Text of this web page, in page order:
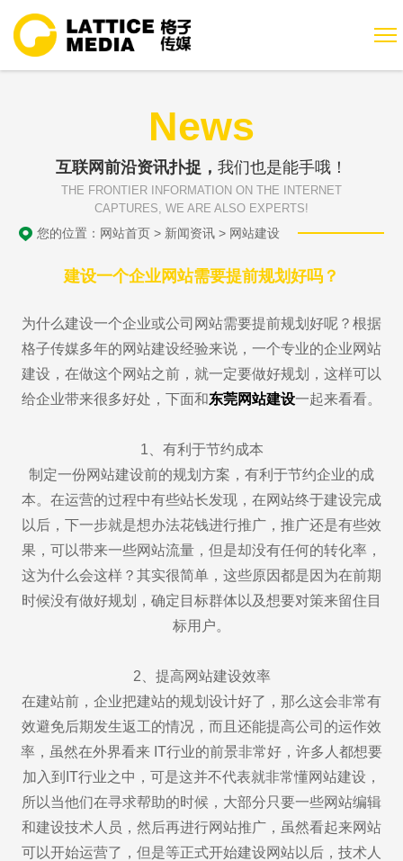
News
互联网前沿资讯扑捉， 我们也是能手哦！
THE FRONTIER INFORMATION ON THE INTERNET
CAPTURES, WE ARE ALSO EXPERTS!
您的位置： 网站首页 > 新闻资讯 > 网站建设
建设一个企业网站需要提前规划好吗？
为什么建设一个企业或公司网站需要提前规划好呢？根据
格子传媒多年的网站建设经验来说，一个专业的企业网站
建设，在做这个网站之前，就一定要做好规划，这样可以
给企业带来很多好处，下面和东莞网站建设一起来看看。
1、有利于节约成本
制定一份网站建设前的规划方案，有利于节约企业的成
本。在运营的过程中有些站长发现，在网站终于建设完成
以后，下一步就是想办法花钱进行推广，推广还是有些效
果，可以带来一些网站流量，但是却没有任何的转化率，
这为什么会这样？其实很简单，这些原因都是因为在前期
时候没有做好规划，确定目标群体以及想要对策来留住目
标用户。
2、提高网站建设效率
在建站前，企业把建站的规划设计好了，那么这会非常有
效避免后期发生返工的情况，而且还能提高公司的运作效
率，虽然在外界看来 IT行业的前景非常好，许多人都想要
加入到IT行业之中，可是这并不代表就非常懂网站建设，
所以当他们在寻求帮助的时候，大部分只要一些网站编辑
和建设技术人员，然后再进行网站推广，虽然看起来网站
可以开始运营了，但是等正式开始建设网站以后，技术人